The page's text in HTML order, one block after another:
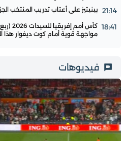
21:14 بينيتيز على أعتاب تدريب المنتخب
18:41
كأس
مواجهة قوية أمام كوت ديفوار هذا
فيديوهات